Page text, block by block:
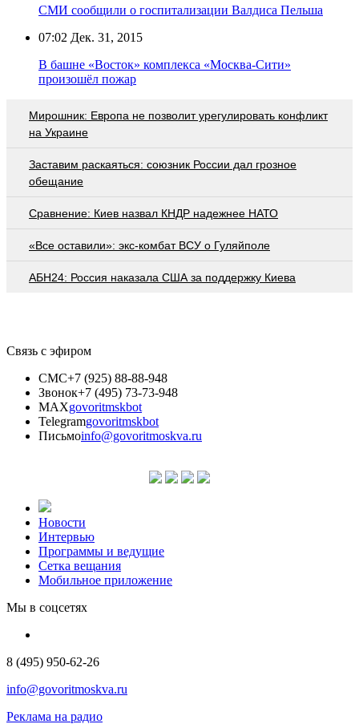
СМИ сообщили о госпитализации Валдиса Пельша
07:02 Дек. 31, 2015
В башне «Восток» комплекса «Москва-Сити»
произошёл пожар
Мирошник: Европа не позволит урегулировать конфликт
на Украине
Заставим раскаяться: союзник России дал грозное
обещание
Сравнение: Киев назвал КНДР надежнее НАТО
«Все оставили»: экс-комбат ВСУ о Гуляйполе
АБН24: Россия наказала США за поддержку Киева
Связь с эфиром
СМС+7 (925) 88-88-948
Звонок+7 (495) 73-73-948
MAXgovoritmskbot
Telegramgovoritmskbot
Письмоinfo@govoritmoskva.ru
Новости
Интервью
Программы и ведущие
Сетка вещания
Мобильное приложение
Мы в соцсетях
8 (495) 950-62-26
info@govoritmoskva.ru
Реклама на радио